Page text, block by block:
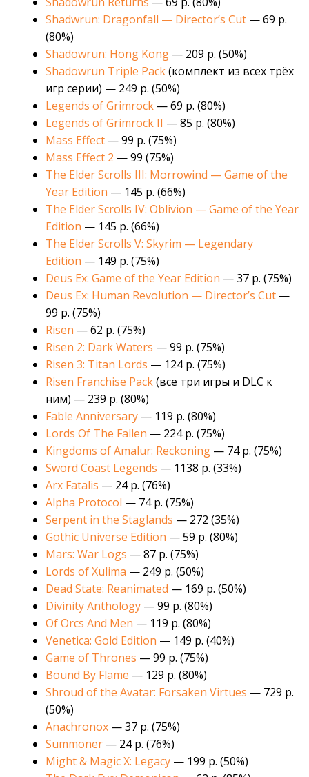
Shadwrun: Dragonfall — Director’s Cut— 69 р.
(80%)
Shadowrun: Hong Kong— 209 р. (50%)
Shadowrun Triple Pack(комплект из всех трёх
игр серии) — 249 р. (50%)
Legends of Grimrock— 69 р. (80%)
Legends of Grimrock II — 85 р. (80%)
Mass Effect— 99 р. (75%)
Mass Effect 2 — 99 (75%)
The Elder Scrolls III: Morrowind — Game of the
Year Edition — 145 р. (66%)
The Elder Scrolls IV: Oblivion — Game of the Year
Edition — 145 р. (66%)
The Elder Scrolls V: Skyrim — Legendary
Edition — 149 р. (75%)
Deus Ex: Game of the Year Edition — 37 р. (75%)
Deus Ex: Human Revolution — Director’s Cut—
99 р. (75%)
Risen — 62 р. (75%)
Risen 2: Dark Waters — 99 р. (75%)
Risen 3: Titan Lords — 124 р. (75%)
Risen Franchise Pack(все три игры и DLC к
ним) — 239 р. (80%)
Fable Anniversary— 119 р. (80%)
Lords Of The Fallen — 224 р. (75%)
Kingdoms of Amalur: Reckoning— 74 р. (75%)
Sword Coast Legends — 1138 р. (33%)
Arx Fatalis — 24 р. (76%)
Alpha Protocol — 74 р. (75%)
Serpent in the Staglands — 272 (35%)
Gothic Universe Edition — 59 р. (80%)
Mars: War Logs — 87 р. (75%)
Lords of Xulima — 249 р. (50%)
Dead State: Reanimated — 169 р. (50%)
Divinity Anthology— 99 р. (80%)
Of Orcs And Men — 119 р. (80%)
Venetica: Gold Edition — 149 р. (40%)
Game of Thrones — 99 р. (75%)
Bound By Flame — 129 р. (80%)
Shroud of the Avatar: Forsaken Virtues — 729 р.
(50%)
Anachronox— 37 р. (75%)
Summoner— 24 р. (76%)
Might & Magic X: Legacy— 199 р. (50%)